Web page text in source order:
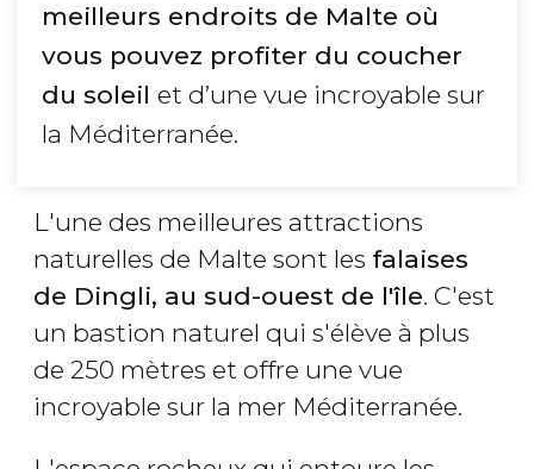
meilleurs endroits de Malte où
vous pouvez profiter du coucher
du soleil et d’une vue incroyable sur
la Méditerranée.
L'une des meilleures attractions
naturelles de Malte sont les falaises
de Dingli, au sud-ouest de l'île. C'est
un bastion naturel qui s'élève à plus
de 250 mètres et offre une vue
incroyable sur la mer Méditerranée.